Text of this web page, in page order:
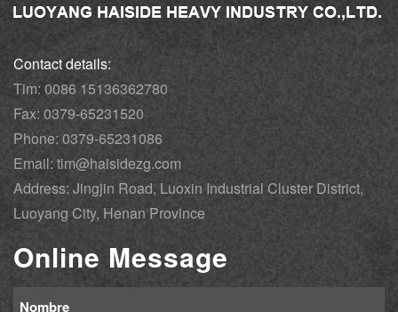
Contact details:
Tim: 0086 15136362780
Fax: 0379-65231520
Phone: 0379-65231086
Email: tim@haisidezg.com
Address: Jingjin Road, Luoxin Industrial Cluster District,
Luoyang City, Henan Province
Online Message